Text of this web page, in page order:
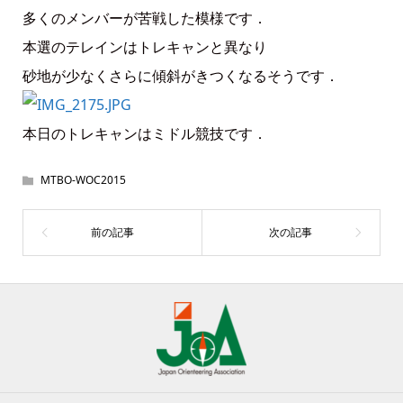
多くのメンバーが苦戦した模様です．
本選のテレインはトレキャンと異なり
砂地が少なくさらに傾斜がきつくなるそうです．
本日のトレキャンはミドル競技です．
MTBO-WOC2015